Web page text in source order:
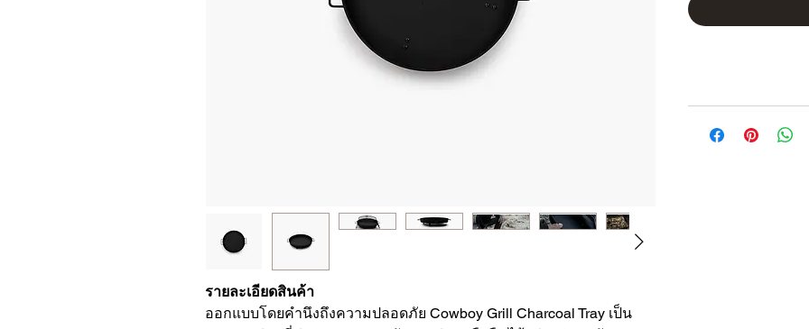
รายละเอียดสินค้า
ออกแบบโดยคำนึงถึงความปลอดภัย Cowboy Grill Charcoal Tray เป็น